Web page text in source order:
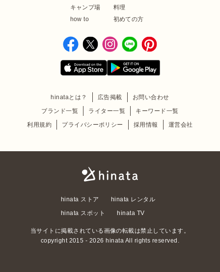
キャンプ場
料理
how to
初めての方
hinataとは？ 広告掲載
お問い合わせ
ブランド一覧
ライター一覧
キーワード一覧
利用規約
プライバシーポリシー 採用情報 運営会社
hinata ストア
hinata レンタル
hinata スポット
hinata TV
当サイトに掲載されている画像の転載は禁止しています。
copyright 2015 - 2026 hinata All rights reserved.